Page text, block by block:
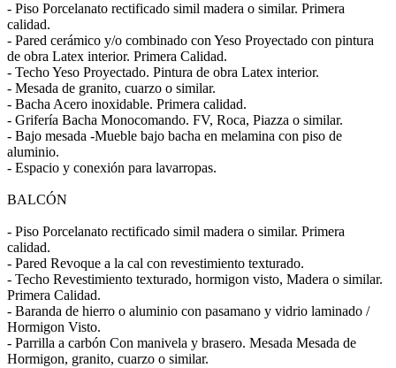
- Piso Porcelanato rectificado simil madera o similar. Primera
calidad.
- Pared cerámico y/o combinado con Yeso Proyectado con pintura
de obra Latex interior. Primera Calidad.
- Techo Yeso Proyectado. Pintura de obra Latex interior.
- Mesada de granito, cuarzo o similar.
- Bacha Acero inoxidable. Primera calidad.
- Grifería Bacha Monocomando. FV, Roca, Piazza o similar.
- Bajo mesada -Mueble bajo bacha en melamina con piso de
aluminio.
- Espacio y conexión para lavarropas.
BALCÓN
- Piso Porcelanato rectificado simil madera o similar. Primera
calidad.
- Pared Revoque a la cal con revestimiento texturado.
- Techo Revestimiento texturado, hormigon visto, Madera o similar.
Primera Calidad.
- Baranda de hierro o aluminio con pasamano y vidrio laminado /
Hormigon Visto.
- Parrilla a carbón Con manivela y brasero. Mesada Mesada de
Hormigon, granito, cuarzo o similar.